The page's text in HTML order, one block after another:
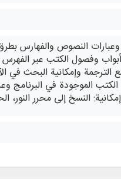
النصوص والفهارس
وفصول الكتب عبر
الترجمة وإمكانية البحث في
الموجودة في البرنامج
النسخ إلى محرر النور،